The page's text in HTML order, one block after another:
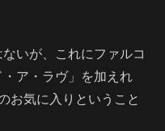
いが、これにファルコ
ア・ラヴ」を加えれ
お気に入りということ